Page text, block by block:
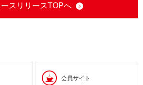
スリリースTOPへ
会員サイト